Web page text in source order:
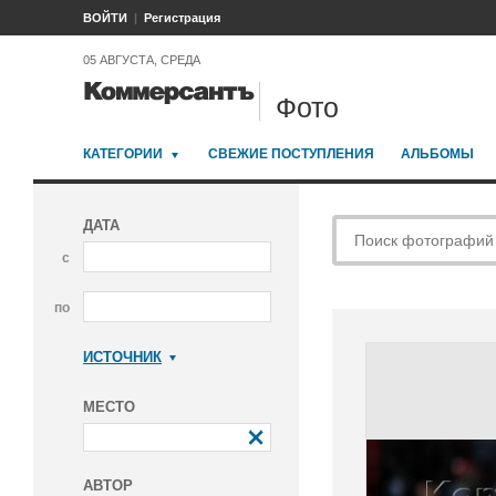
ВОЙТИ Регистрация
05 АВГУСТА, СРЕДА
Фото
КАТЕГОРИИ СВЕЖИЕ ПОСТУПЛЕНИЯ АЛЬБОМЫ
ДАТА
с
по
ИСТОЧНИК
МЕСТО
АВТОР